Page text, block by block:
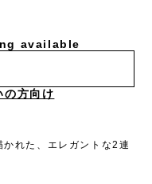
available
の方向け
れた、エレガントな2連